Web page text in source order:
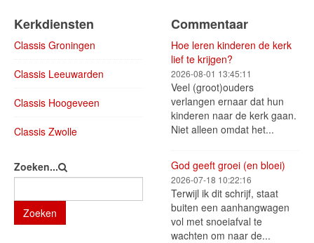
Kerkdiensten
Classis Groningen
Classis Leeuwarden
Classis Hoogeveen
Classis Zwolle
Zoeken...
Zoeken
Commentaar
Hoe leren kinderen de kerk
lief te krijgen?
2026-08-01 13:45:11
Veel (groot)ouders
verlangen ernaar dat hun
kinderen naar de kerk gaan.
Niet alleen omdat het...
God geeft groei (en bloei)
2026-07-18 10:22:16
Terwijl ik dit schrijf, staat
buiten een aanhangwagen
vol met snoeiafval te
wachten om naar de...